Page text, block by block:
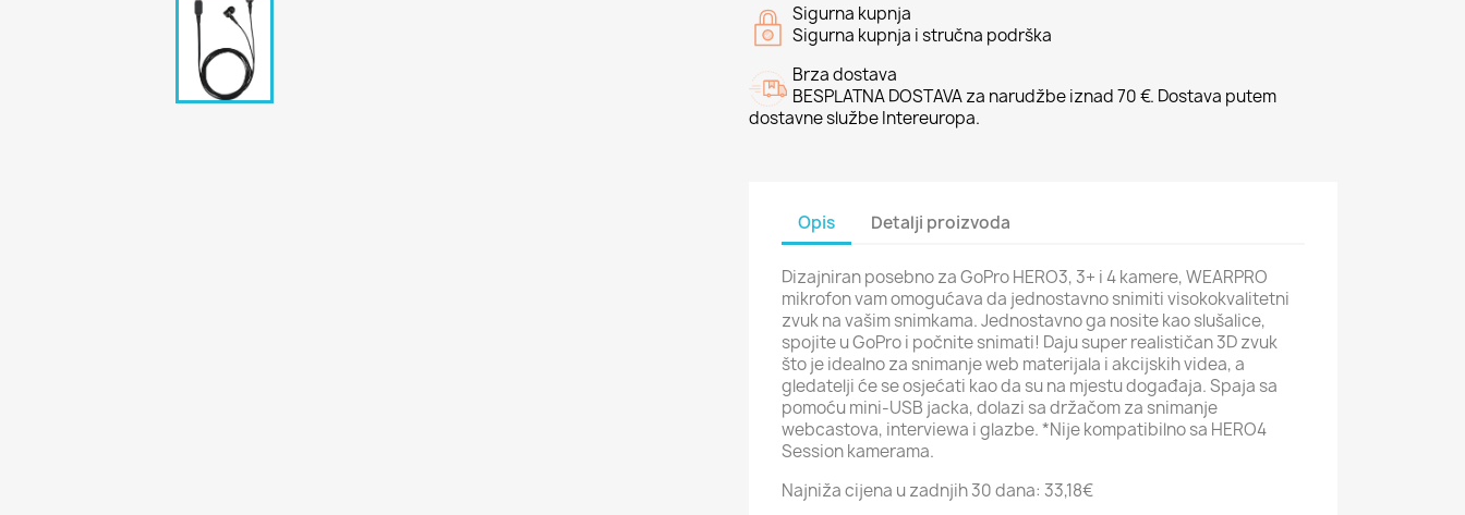
Sigurna kupnja
Sigurna kupnja i stručna podrška
Brza dostava
BESPLATNA DOSTAVA za narudžbe iznad 70 €. Dostava putem
dostavne službe Intereuropa.
Opis Detalji proizvoda
Dizajniran posebno za GoPro HERO3, 3+ i 4 kamere, WEARPRO
mikrofon vam omogućava da jednostavno snimiti visokokvalitetni
zvuk na vašim snimkama. Jednostavno ga nosite kao slušalice,
spojite u GoPro i počnite snimati! Daju super realističan 3D zvuk
što je idealno za snimanje web materijala i akcijskih videa, a
gledatelji će se osjećati kao da su na mjestu događaja. Spaja sa
pomoću mini-USB jacka, dolazi sa držačom za snimanje
webcastova, interviewa i glazbe. *Nije kompatibilno sa HERO4
Session kamerama.
Najniža cijena u zadnjih 30 dana: 33,18€